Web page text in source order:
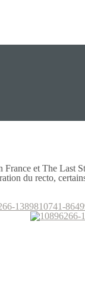
et The Last
du recto,